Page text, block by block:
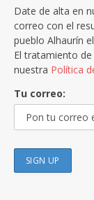
Date de alta en
correo con el
pueblo Alhaurín
El tratamiento
nuestra Política
Tu correo: